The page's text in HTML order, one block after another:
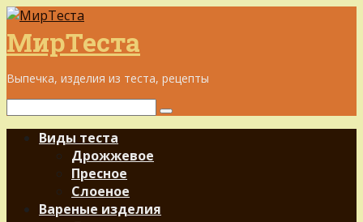
Перейти
к
контенту
МирТеста
Выпечка, изделия из теста, рецепты
Поиск:
Виды теста
Дрожжевое
Пресное
Слоеное
Вареные изделия